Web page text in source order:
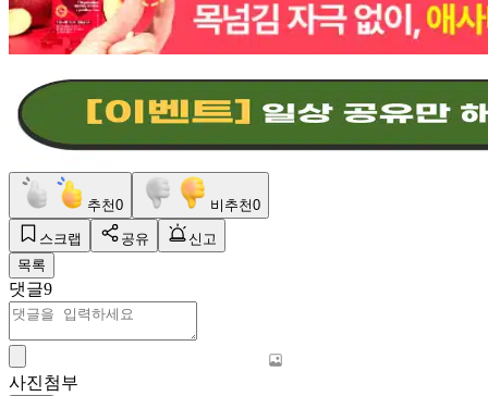
추천0 비추천0
스크랩 공유
신고
목록
댓글9
사진첨부